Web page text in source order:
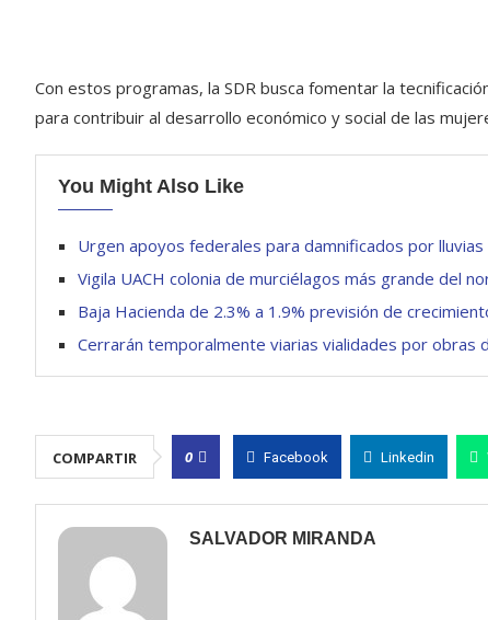
Con estos programas, la SDR busca fomentar la
para contribuir al desarrollo económico y social de las
You Might Also Like
Urgen apoyos federales para damnificados por lluvias
Vigila UACH colonia de murciélagos más grande del
Baja Hacienda de 2.3% a 1.9% previsión de
Cerrarán temporalmente viarias vialidades por obras
COMPARTIR 0 Facebook Linkedin
SALVADOR MIRANDA